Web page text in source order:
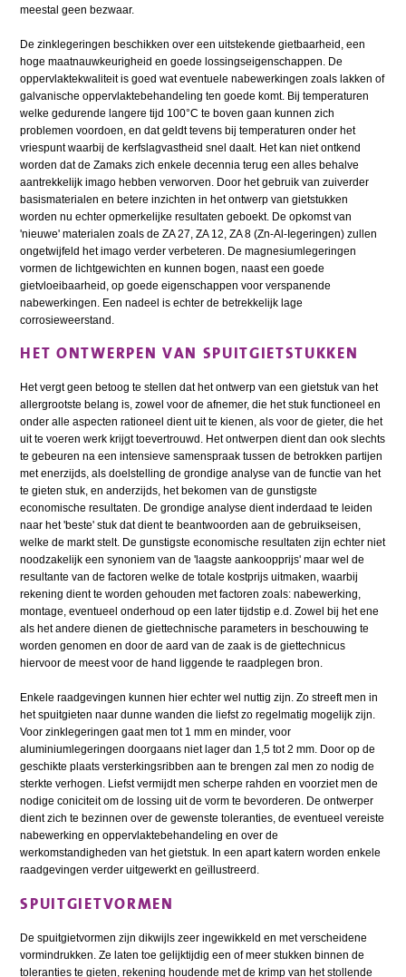
meestal geen bezwaar.
De zinklegeringen beschikken over een uitstekende gietbaarheid, een
hoge maatnauwkeurigheid en goede lossingseigenschappen. De
oppervlaktekwaliteit is goed wat eventuele nabewerkingen zoals lakken of
galvanische oppervlaktebehandeling ten goede komt. Bij temperaturen
welke gedurende langere tijd 100°C te boven gaan kunnen zich
problemen voordoen, en dat geldt tevens bij temperaturen onder het
vriespunt waarbij de kerfslagvastheid snel daalt. Het kan niet ontkend
worden dat de Zamaks zich enkele decennia terug een alles behalve
aantrekkelijk imago hebben verworven. Door het gebruik van zuiverder
basismaterialen en betere inzichten in het ontwerp van gietstukken
worden nu echter opmerkelijke resultaten geboekt. De opkomst van
'nieuwe' materialen zoals de ZA 27, ZA 12, ZA 8 (Zn-Al-Iegeringen) zullen
ongetwijfeld het imago verder verbeteren. De magnesiumlegeringen
vormen de lichtgewichten en kunnen bogen, naast een goede
gietvloeibaarheid, op goede eigenschappen voor verspanende
nabewerkingen. Een nadeel is echter de betrekkelijk lage
corrosieweerstand.
HET ONTWERPEN VAN SPUITGIETSTUKKEN
Het vergt geen betoog te stellen dat het ontwerp van een gietstuk van het
allergrootste belang is, zowel voor de afnemer, die het stuk functioneel en
onder alle aspecten rationeel dient uit te kienen, als voor de gieter, die het
uit te voeren werk krijgt toevertrouwd. Het ontwerpen dient dan ook slechts
te gebeuren na een intensieve samenspraak tussen de betrokken partijen
met enerzijds, als doelstelling de grondige analyse van de functie van het
te gieten stuk, en anderzijds, het bekomen van de gunstigste
economische resultaten. De grondige analyse dient inderdaad te leiden
naar het 'beste' stuk dat dient te beantwoorden aan de gebruikseisen,
welke de markt stelt. De gunstigste economische resultaten zijn echter niet
noodzakelijk een synoniem van de 'laagste aankoopprijs' maar wel de
resultante van de factoren welke de totale kostprijs uitmaken, waarbij
rekening dient te worden gehouden met factoren zoals: nabewerking,
montage, eventueel onderhoud op een later tijdstip e.d. Zowel bij het ene
als het andere dienen de giettechnische parameters in beschouwing te
worden genomen en door de aard van de zaak is de giettechnicus
hiervoor de meest voor de hand liggende te raadplegen bron.
Enkele raadgevingen kunnen hier echter wel nuttig zijn. Zo streeft men in
het spuitgieten naar dunne wanden die liefst zo regelmatig mogelijk zijn.
Voor zinklegeringen gaat men tot 1 mm en minder, voor
aluminiumlegeringen doorgaans niet lager dan 1,5 tot 2 mm. Door op de
geschikte plaats versterkingsribben aan te brengen zal men zo nodig de
sterkte verhogen. Liefst vermijdt men scherpe rahden en voorziet men de
nodige coniciteit om de lossing uit de vorm te bevorderen. De ontwerper
dient zich te bezinnen over de gewenste toleranties, de eventueel vereiste
nabewerking en oppervlaktebehandeling en over de
werkomstandigheden van het gietstuk. In een apart katern worden enkele
raadgevingen verder uitgewerkt en geïllustreerd.
SPUITGIETVORMEN
De spuitgietvormen zijn dikwijls zeer ingewikkeld en met verscheidene
vormindrukken. Ze laten toe gelijktijdig een of meer stukken binnen de
toleranties te gieten, rekening houdende met de krimp van het stollende